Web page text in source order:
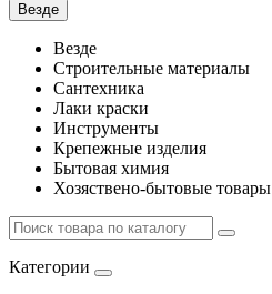
Везде
Везде
Строительные материалы
Сантехника
Лаки краски
Инструменты
Крепежные изделия
Бытовая химия
Хозяствено-бытовые товары
Категории